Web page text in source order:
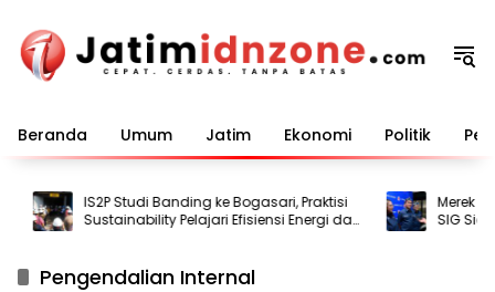
konten
Beranda Umum Jatim Ekonomi Politik
IS2P Studi Banding ke Bogasari, Praktisi
Sustainability Pelajari Efisiensi Energi dan
Air
Merek
SIG Siap
Pengendalian Internal